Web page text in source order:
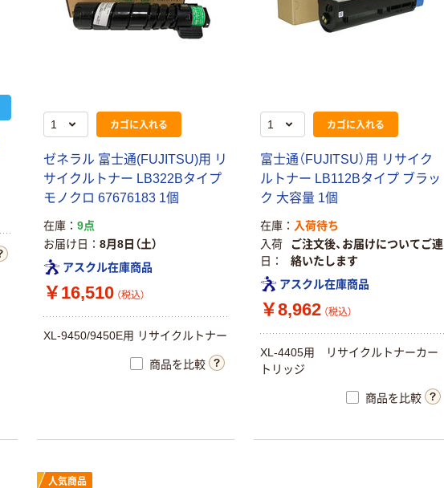
カゴに入れる
ゼネラル 富士通(FUJITSU)用 リ
サイクルトナー LB322Bタイプ
モノクロ 67676183 1個
在庫
9点
お届け日
8月8日（土）
アスクル在庫商品
￥16,510 （税込）
XL-9450/9450E用 リサイクルトナー
商品を比較
カゴに入れる
富士通（FUJITSU）用 リサイク
ルトナー LB112Bタイプ ブラッ
ク 大容量 1個
在庫
入荷待ち
入荷
日
ご注文後、お届けについてご連
絡いたします
アスクル在庫商品
￥8,962 （税込）
XL-4405用 リサイクルトナーカー
トリッジ
商品を比較
人気商品